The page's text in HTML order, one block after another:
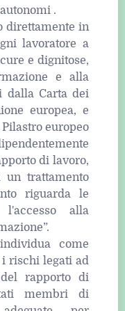
.
direttamente in
lavoratore a
e dignitose,
e alla
dalla Carta dei
europea, e
europeo
di lavoro,
trattamento
riguarda le
alla
come
rischi legati ad
rapporto di
membri di